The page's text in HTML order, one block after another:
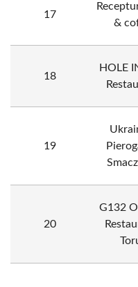
17
&
18
HOLE
19
20
G132